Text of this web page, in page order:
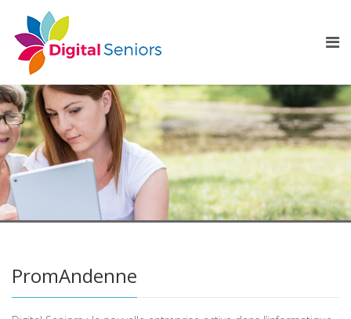
PromAndenne